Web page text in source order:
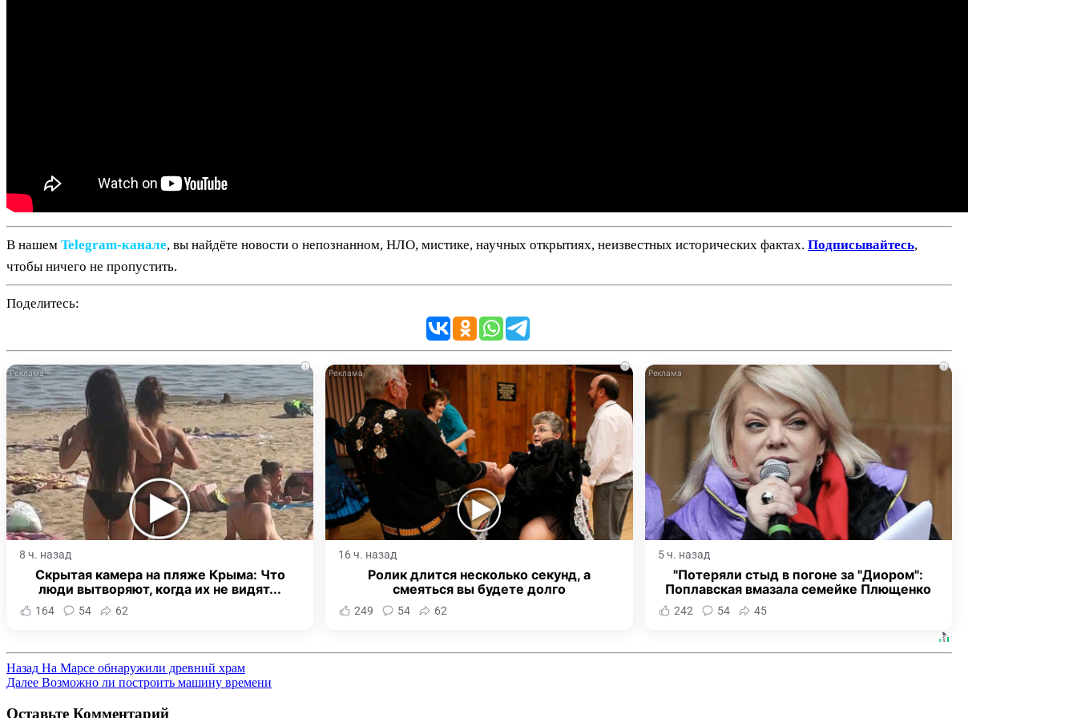
В нашем Telegram‑канале, вы найдёте новости о непознанном, НЛО, мистике, научных открытиях, неизвестных исторических фактах. Подписывайтесь,
чтобы ничего не пропустить.
Поделитесь:
i
8 ч. назад
Скрытая камера на пляже Крыма: Что
люди вытворяют, когда их не видят...
164 54 62
i
16 ч. назад
Ролик длится несколько секунд, а
смеяться вы будете долго
249 54 62
i
5 ч. назад
"Потеряли стыд в погоне за "Диором":
Поплавская вмазала семейке Плющенко
242 54 45
Назад На Марсе обнаружили древний храм
Далее Возможно ли построить машину времени
Оставьте Комментарий